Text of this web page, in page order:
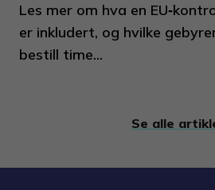
Les mer om hva en
er inkludert, og hvilke
bestill time...
Se alle